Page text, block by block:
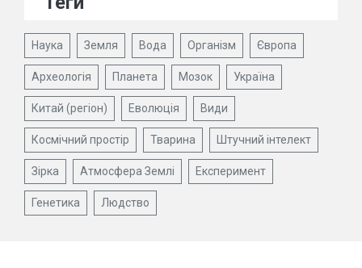
Наука Земля Вода Організм Європа
Археологія Планета Мозок Україна
Китай (регіон) Еволюція Види
Космічний простір Тварина Штучний інтелект
Зірка Атмосфера Землі Експеримент
Генетика Людство